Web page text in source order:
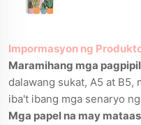
Impormasyon ng
Maramihang mga
dalawang sukat, A5 at B5,
iba't ibang mga senaryo
Mga papel na may